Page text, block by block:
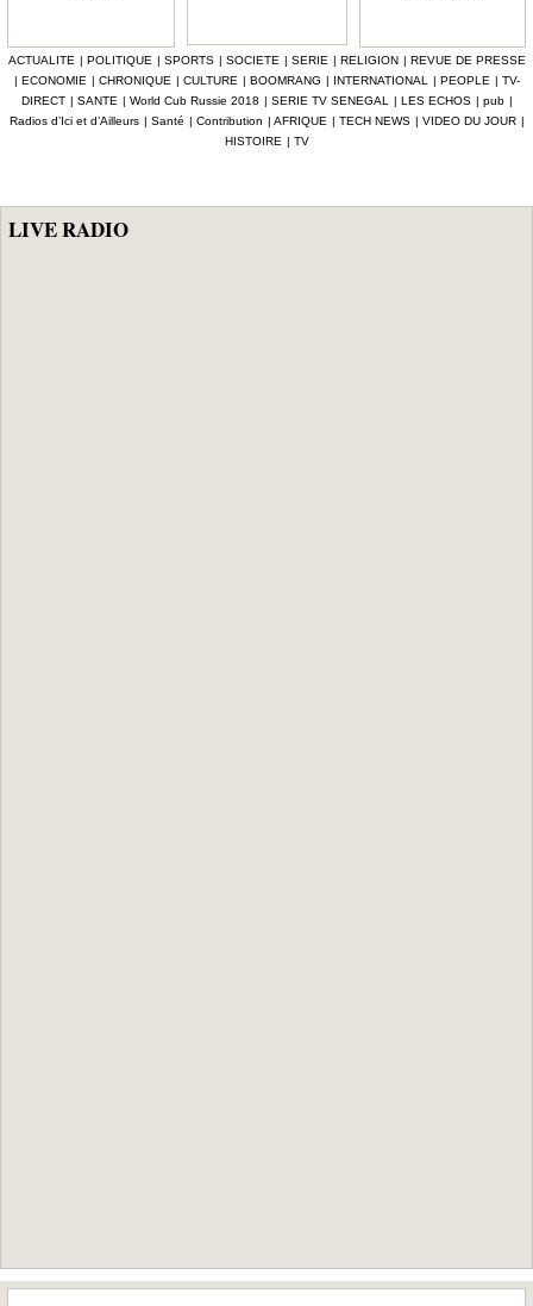
ACTUALITE | POLITIQUE | SPORTS | SOCIETE | SERIE | RELIGION | REVUE DE PRESSE
| ECONOMIE | CHRONIQUE | CULTURE | BOOMRANG | INTERNATIONAL | PEOPLE | TV-
DIRECT | SANTE | World Cub Russie 2018 | SERIE TV SENEGAL | LES ECHOS | pub |
Radios d’Ici et d’Ailleurs | Santé | Contribution | AFRIQUE | TECH NEWS | VIDEO DU JOUR |
HISTOIRE | TV
LIVE RADIO